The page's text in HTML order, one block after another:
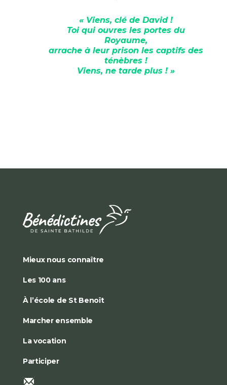
« Viens, clé de David !
Toi qui ouvres les portes du
Royaume,
arrache à leur prison les captifs des
ténèbres !
Viens, ne tarde plus ! »
Mieux nous connaître
Les 100 ans
À l’école de St Benoît
Marcher ensemble
La vocation
Participer